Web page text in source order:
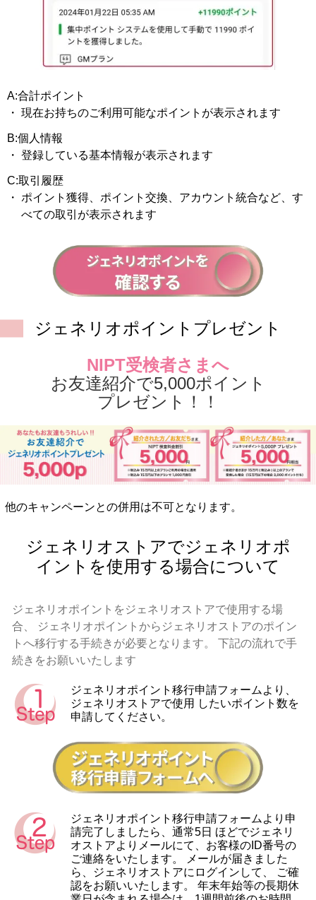
A:合計ポイント
現在お持ちのご利用可能なポイントが表示されます
B:個人情報
登録している基本情報が表示されます
C:取引履歴
ポイント獲得、ポイント交換、アカウント統合など、す
べての取引が表示されます
ジェネリオポイントプレゼント
NIPT受検者さまへ
お友達紹介で5,000ポイント
プレゼント！！
他のキャンペーンとの併用は不可となります。
ジェネリオストアでジェネリオポ
イントを使用する場合について
ジェネリオポイントをジェネリオストアで使用する場
合、
ジェネリオポイントからジェネリオストアのポイン
トへ移行する手続きが必要となります。
下記の流れで手
続きをお願いいたします
ジェネリオポイント移行申請フォームより、
ジェネリオストアで使用 したいポイント数を
申請してください。
ジェネリオポイント移行申請フォームより申
請完了しましたら、通常5日 ほどでジェネリ
オストアよりメールにて、お客様のID番号の
ご連絡をいたします。
メールが届きました
ら、ジェネリオストアにログインして、 ご確
認をお願いいたします。
年末年始等の長期休